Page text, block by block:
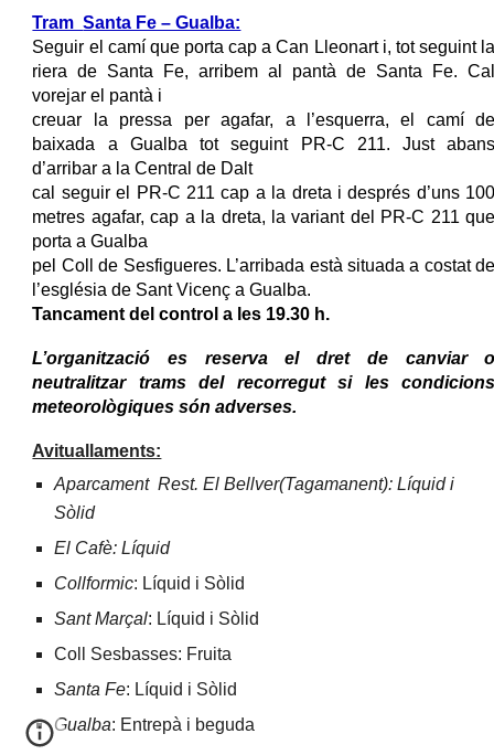
TramSanta Fe – Gualba:
Seguir el camí que porta cap a Can Lleonart i, tot seguint
riera de Santa Fe, arribem al pantà de Santa Fe.
vorejar el pantà i
creuar la pressa per agafar, a l’esquerra, el camí
baixada a Gualba tot seguint PR-C 211. Just
d’arribar a la Central de Dalt
cal seguir el PR-C 211 cap a la dreta i després d’uns
metres agafar, cap a la dreta, la variant del PR-C 211
porta a Gualba
pel Coll de Sesfigueres. L’arribada està situada a costat
l’església de Sant Vicenç a Gualba.
Tancament del control a les 19.30 h.
L’organització es reserva el dret de canviar
neutralitzar trams del recorregut si les
meteorològiques són adverses.
Avituallaments:
Aparcament Rest. El Bellver(Tagamanent): Líquid i
Sòlid
El Cafè: Líquid
Collformic: Líquid i Sòlid
Sant Marçal: Líquid i Sòlid
Coll Sesbasses: Fruita
Santa Fe: Líquid i Sòlid
Gualba: Entrepà i beguda